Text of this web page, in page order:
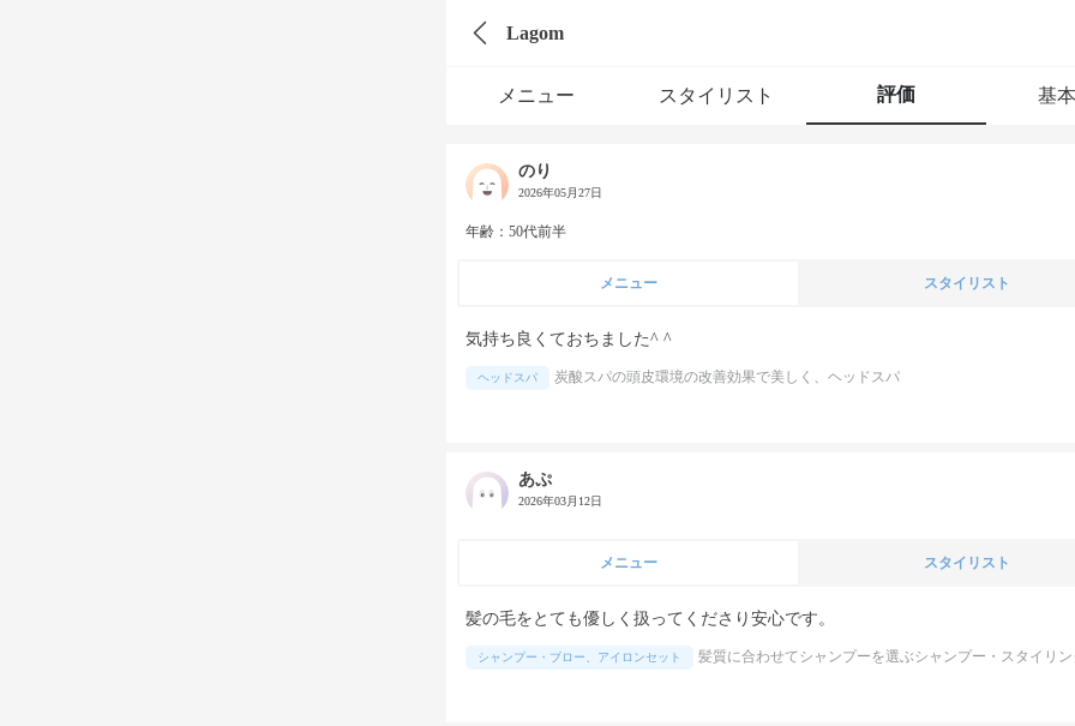
Lagom
メニュー スタイリスト 評価 基
のり
2026年05月27日
年齢：50代前半
メニュー スタイリスト
気持ち良くておちました^ ^
ヘッドスパ 炭酸スパの頭皮環境の改善効果で美しく、ヘッドスパ
あぷ
2026年03月12日
メニュー スタイリスト
髪の毛をとても優しく扱ってくださり安心です。
シャンプー・ブロー、アイロンセット 髪質に合わせてシャンプーを選ぶシャンプー・スタイリ